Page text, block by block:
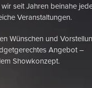
seit Jahren beinahe
Veranstaltungen.
Wünschen und
Angebot –
Showkonzept.